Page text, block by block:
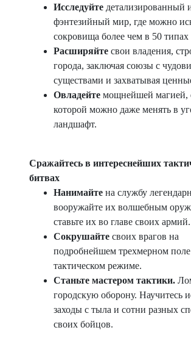
Исследуйте детализированный
фэнтезийный мир, где можно
сокровища более чем в 50 типах
Расширяйте свои владения,
города, заключая союзы с
существами и захватывая
Овладейте мощнейшей
которой можно даже менять в
ландшафт.
Сражайтесь в интереснейших
битвах
Нанимайте на службу
вооружайте их волшебным
ставьте их во главе своих армий.
Сокрушайте своих врагов на
подробнейшем трехмерном поле
тактическом режиме.
Станьте мастером тактики.
городскую оборону. Научитесь
заходы с тыла и сотни разных
своих бойцов.